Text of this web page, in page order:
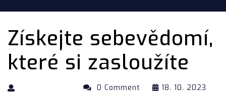
Získejte sebevědomí,
které si zasloužíte
18. 10. 2023
0 Comment